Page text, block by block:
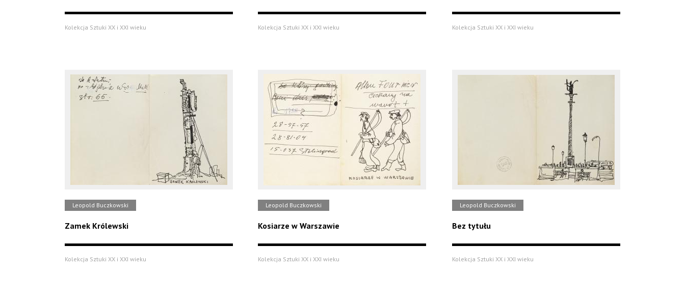
Kolekcja Sztuki XX i XXI wieku Kolekcja Sztuki XX i XXI wieku Kolekcja Sztuki XX i XXI wieku
Leopold Buczkowski
Zamek Królewski
Kolekcja Sztuki XX i XXI wieku
Leopold Buczkowski
Kosiarze w Warszawie
Kolekcja Sztuki XX i XXI wieku
Leopold Buczkowski
Bez tytułu
Kolekcja Sztuki XX i XXI wieku